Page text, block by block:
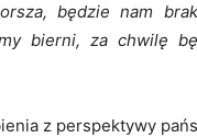
będzie nam
bierni, za chwilę
z perspektywy